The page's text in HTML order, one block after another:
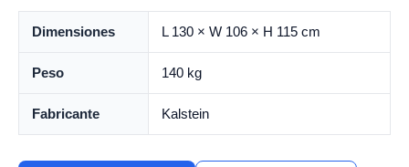
Dimensiones L 130 × W 106 × H 115 cm
Peso 140 kg
Fabricante Kalstein